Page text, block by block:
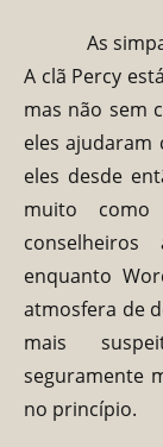
As
A clã Percy
mas não sem
eles
eles desde
muito como
enquanto
atmosfera de
mais
seguramente
no princípio.